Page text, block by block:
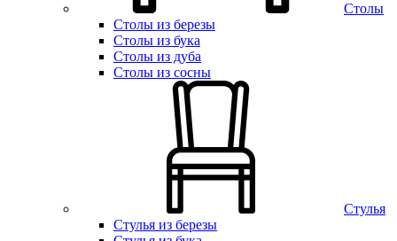
Столы
Столы из березы
Столы из бука
Столы из дуба
Столы из сосны
Стулья
Стулья из березы